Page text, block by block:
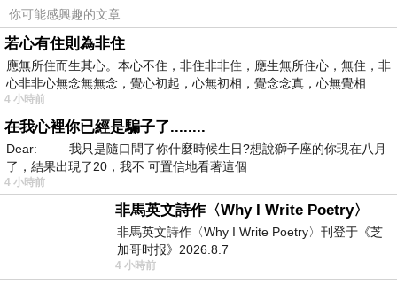
你可能感興趣的文章
若心有住則為非住
應無所住而生其心。本心不住，非住非非住，應生無所住心，無住，非
心非非心無念無無念，覺心初起，心無初相，覺念念真，心無覺相
4 小時前
在我心裡你已經是騙子了........
Dear: 我只是隨口問了你什麼時候生日?想說獅子座的你現在八月
了，結果出現了20，我不 可置信地看著這個
4 小時前
非馬英文詩作〈Why I Write Poetry〉
非馬英文詩作〈Why I Write Poetry〉刊登于《芝
加哥时报》2026.8.7
4 小時前